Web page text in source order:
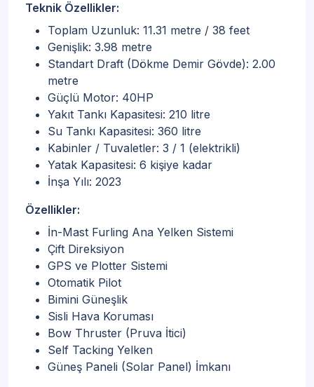
Teknik Özellikler:
Toplam Uzunluk: 11.31 metre / 38 feet
Genişlik: 3.98 metre
Standart Draft (Dökme Demir Gövde): 2.00
metre
Güçlü Motor: 40HP
Yakıt Tankı Kapasitesi: 210 litre
Su Tankı Kapasitesi: 360 litre
Kabinler / Tuvaletler: 3 / 1 (elektrikli)
Yatak Kapasitesi: 6 kişiye kadar
İnşa Yılı: 2023
Özellikler:
İn-Mast Furling Ana Yelken Sistemi
Çift Direksiyon
GPS ve Plotter Sistemi
Otomatik Pilot
Bimini Güneşlik
Sisli Hava Koruması
Bow Thruster (Pruva İtici)
Self Tacking Yelken
Güneş Paneli (Solar Panel) İmkanı